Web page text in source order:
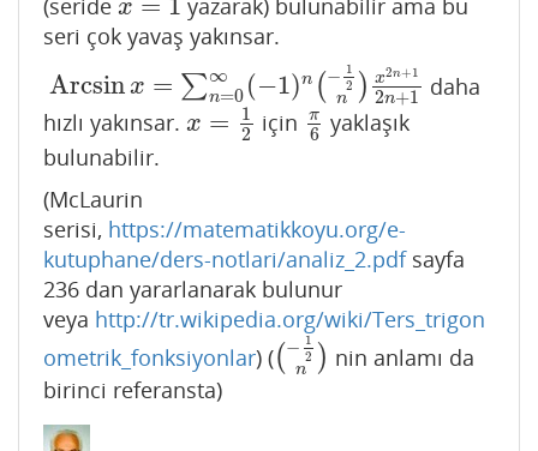
(seride x
x= 1
yazarak) bulunabilir ama bu
seri çok yavaş yakınsar.
Arcsinx = ∑∞
n=0 (−1)n (− 1
2
n ) x2n+1
2n+1
Arcsinx=∑ n= 0∞ (−1 )n( −12n)x2n+ 1 2n+1 daha
hızlı yakınsar. x =
1
2
x= 12 için π
6
π6yaklaşık
bulunabilir.
(McLaurin
serisi, https://matematikkoyu.org/e-
kutuphane/ders-notlari/analiz_2.pdfsayfa
236 dan yararlanarak bulunur
veya http://tr.wikipedia.org/wiki/Ters_trigon
ometrik_fonksiyonlar) (( − 1
2
n )
(−12 n nin anlamı da
birinci referansta)